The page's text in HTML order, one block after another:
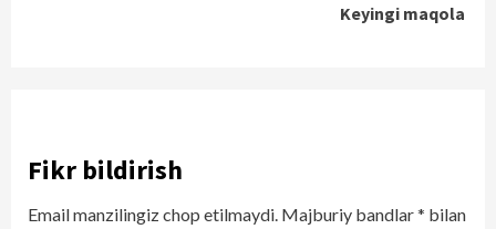
Keyingi maqola
Fikr bildirish
Email manzilingiz chop etilmaydi. Majburiy bandlar* bilan